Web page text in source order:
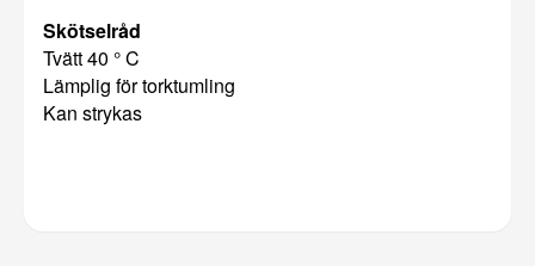
Skötselråd
Tvätt 40 ° C
Lämplig för torktumling
Kan strykas